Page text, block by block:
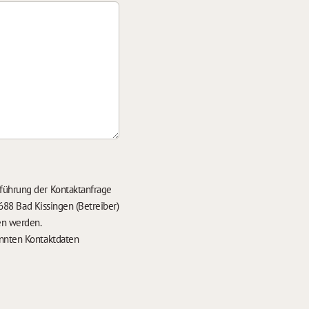
der Kontaktanfrage
Bad Kissingen (Betreiber)
werden.
Kontaktdaten